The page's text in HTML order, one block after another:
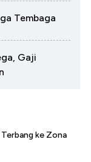
Tembaga
Gaji
ke Zona